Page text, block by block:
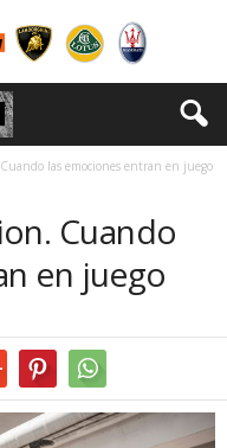
las emociones entran en juego
Cuando
en juego